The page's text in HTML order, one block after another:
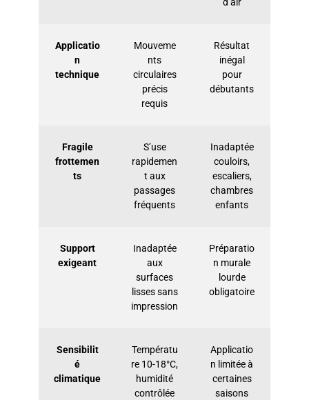
d’air
Applicatio
n
technique
Mouveme
nts
circulaires
précis
requis
Résultat
inégal
pour
débutants
Fragile
frottemen
ts
S’use
rapidemen
t aux
passages
fréquents
Inadaptée
couloirs,
escaliers,
chambres
enfants
Support
exigeant
Inadaptée
aux
surfaces
lisses sans
impression
Préparatio
n murale
lourde
obligatoire
Sensibilit
é
climatique
Températu
re 10-18°C,
humidité
contrôlée
Applicatio
n limitée à
certaines
saisons